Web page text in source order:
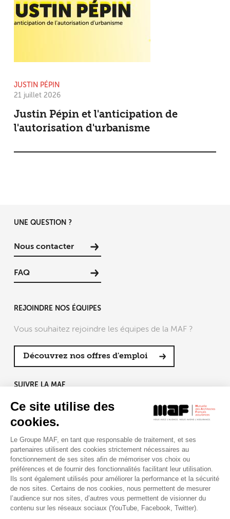
Ce site utilise des
cookies.
Le Groupe MAF, en tant que responsable de traitement, et ses
partenaires utilisent des cookies strictement nécessaires au
fonctionnement de ses sites afin de mémoriser vos choix ou
préférences et de fournir des fonctionnalités facilitant leur utilisation.
Ils sont également utilisés pour améliorer la performance et la sécurité
de nos sites. Certains de nos cookies, nous permettent de mesurer
l’audience sur nos sites, d’autres vous permettent de visionner du
contenu sur les réseaux sociaux (YouTube, Facebook, Twitter).
JUSTIN PÉPIN
21 juillet 2026
Justin Pépin et l'anticipation de
l'autorisation d'urbanisme
UNE QUESTION ?
Nous contacter
FAQ
REJOINDRE NOS ÉQUIPES
Vous souhaitez rejoindre les équipes de la MAF ?
Découvrez nos offres d'emploi
SUIVRE LA MAF
RETROUVEZ-NOUS SUR :